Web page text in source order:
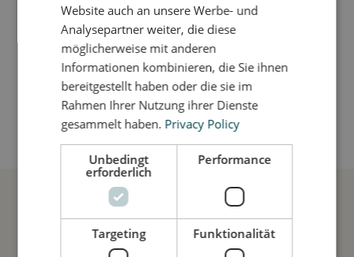
Jeg er lavet af
Sådan plejer du mig
Mine data
Website auch an unsere Werbe- und
Analysepartner weiter, die diese
möglicherweise mit anderen
Informationen kombinieren, die Sie ihnen
bereitgestellt haben oder die sie im
Rahmen Ihrer Nutzung ihrer Dienste
gesammelt haben. Privacy Policy
Unbedingt
erforderlich
Performance
Targeting Funktionalität